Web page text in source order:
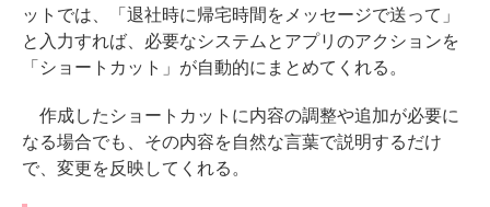
ットでは、「退社時に帰宅時間をメッセージで送って」
と入力すれば、必要なシステムとアプリのアクションを
「ショートカット」が自動的にまとめてくれる。
作成したショートカットに内容の調整や追加が必要に
なる場合でも、その内容を自然な言葉で説明するだけ
で、変更を反映してくれる。